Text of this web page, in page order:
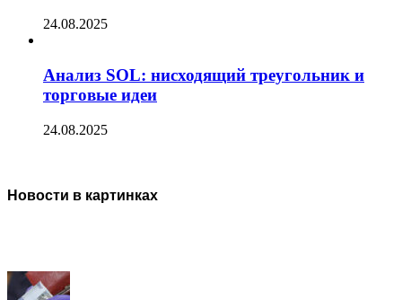
24.08.2025
Анализ SOL: нисходящий треугольник и
торговые идеи
24.08.2025
Новости в картинках